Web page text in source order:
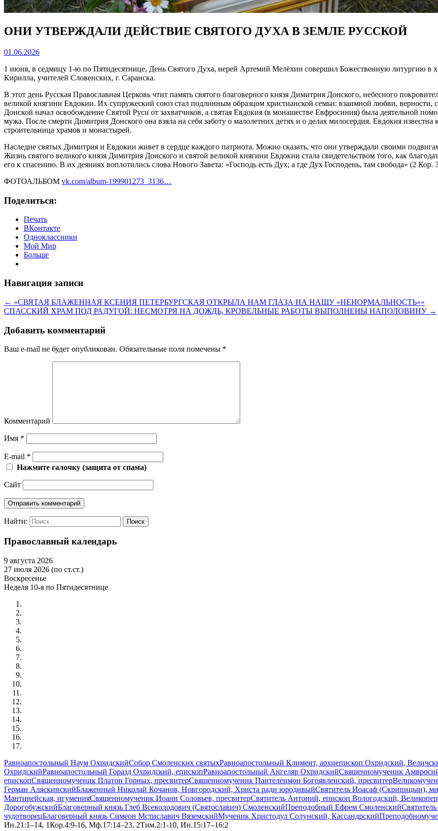
ОНИ УТВЕРЖДАЛИ ДЕЙСТВИЕ СВЯТОГО ДУХА В ЗЕМЛЕ РУССКОЙ
01.06.2026
1 июня, в седмицу 1-ю по Пятидесятнице, День Святого Духа, иерей Артемий Мелёхин совершил Божественную литургию в
Кирилла, учителей Словенских, г. Саранска.
В этот день Русская Православная Церковь чтит память святого благоверного князя Димитрия Донского, небесного
великой княгини Евдокии. Их супружеский союз стал подлинным образцом христианской семьи: взаимной любви, верности,
Донской начал освобождение Святой Руси от захватчиков, а святая Евдокия (в монашестве Евфросиния) была деятельной
мужа. После смерти Димитрия Донского она взяла на себя заботу о малолетних детях и о делах милосердия. Евдокия известна
строительница храмов и монастырей.
Наследие святых Димитрия и Евдокии живет в сердце каждого патриота. Можно сказать, что они утверждали своими
Жизнь святого великого князя Димитрия Донского и святой великой княгини Евдокии стала свидетельством того, как
его к спасению. В их деяниях воплотились слова Нового Завета: «Господь есть Дух; а где Дух Господень, там свобода» (2 Кор.
ФОТОАЛЬБОМ vk.com/album-199901273_3136…
Поделиться:
Печать
ВКонтакте
Одноклассники
Мой Мир
Больше
Навигация записи
← «СВЯТАЯ БЛАЖЕННАЯ КСЕНИЯ ПЕТЕРБУРГСКАЯ ОТКРЫЛА НАМ ГЛАЗА НА НАШУ «НЕНОРМАЛЬНОСТЬ»»
СПАССКИЙ ХРАМ ПОД РАДУГОЙ: НЕСМОТРЯ НА ДОЖДЬ, КРОВЕЛЬНЫЕ РАБОТЫ ВЫПОЛНЕНЫ НАПОЛОВИНУ →
Добавить комментарий
Ваш e-mail не будет опубликован. Обязательные поля помечены *
Комментарий
Имя *
E-mail *
Нажмите галочку (защита от спама)
Сайт
Найти:
Православный календарь
9 августа 2026
27 июля 2026 (по ст.ст.)
Воскресенье
Неделя 10-я по Пятидесятнице
Равноапостольный Наум ОхридскийСобор Смоленских святыхРавноапостольный Климент, архиепископ Охридский,
ОхридскийРавноапостольный Горазд Охридский, епископРавноапостольный Ангеляр ОхридскийСвященномученик
епископСвященномученик Платон Горных, пресвитерСвященномученик Пантелеимон Богоявленский, пресвитер
Герман АляскинскийБлаженный Николай Кочанов, Новгородский, Христа ради юродивыйСвятитель Иоасаф (Скрипицын),
Мантинейская, игуменияСвященномученик Иоанн Соловьев, пресвитерСвятитель Антоний, епископ Вологодский,
ДорогобужскийБлаговерный князь Глеб Всеволодович (Святославич) СмоленскийПреподобный Ефрем Смоленский
чудотворецБлаговерный князь Симеон Мстиславич ВяземскийМученик Христодул Солунский, Кассандрский
Ин.21:1–14, 1Кор.4:9-16, Мф.17:14–23, 2Тим.2:1-10, Ин.15:17–16:2